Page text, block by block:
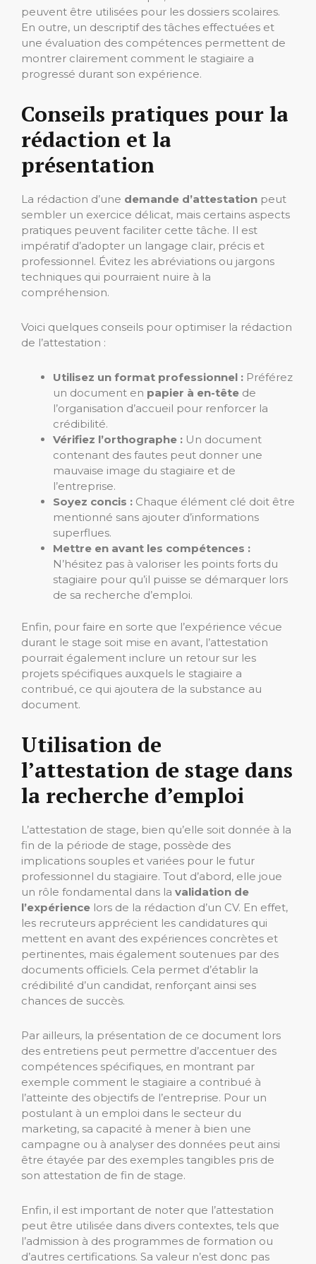
peuvent être utilisées pour les dossiers scolaires.
En outre, un descriptif des tâches effectuées et
une évaluation des compétences permettent de
montrer clairement comment le stagiaire a
progressé durant son expérience.
Conseils pratiques pour la
rédaction et la
présentation
La rédaction d’une demande d’attestation peut
sembler un exercice délicat, mais certains aspects
pratiques peuvent faciliter cette tâche. Il est
impératif d’adopter un langage clair, précis et
professionnel. Évitez les abréviations ou jargons
techniques qui pourraient nuire à la
compréhension.
Voici quelques conseils pour optimiser la rédaction
de l’attestation :
Utilisez un format professionnel : Préférez
un document en papier à en-tête de
l’organisation d’accueil pour renforcer la
crédibilité.
Vérifiez l’orthographe : Un document
contenant des fautes peut donner une
mauvaise image du stagiaire et de
l’entreprise.
Soyez concis : Chaque élément clé doit être
mentionné sans ajouter d’informations
superflues.
Mettre en avant les compétences :
N’hésitez pas à valoriser les points forts du
stagiaire pour qu’il puisse se démarquer lors
de sa recherche d’emploi.
Enfin, pour faire en sorte que l’expérience vécue
durant le stage soit mise en avant, l’attestation
pourrait également inclure un retour sur les
projets spécifiques auxquels le stagiaire a
contribué, ce qui ajoutera de la substance au
document.
Utilisation de
l’attestation de stage dans
la recherche d’emploi
L’attestation de stage, bien qu’elle soit donnée à la
fin de la période de stage, possède des
implications souples et variées pour le futur
professionnel du stagiaire. Tout d’abord, elle joue
un rôle fondamental dans la validation de
l’expérience lors de la rédaction d’un CV. En effet,
les recruteurs apprécient les candidatures qui
mettent en avant des expériences concrètes et
pertinentes, mais également soutenues par des
documents officiels. Cela permet d’établir la
crédibilité d’un candidat, renforçant ainsi ses
chances de succès.
Par ailleurs, la présentation de ce document lors
des entretiens peut permettre d’accentuer des
compétences spécifiques, en montrant par
exemple comment le stagiaire a contribué à
l’atteinte des objectifs de l’entreprise. Pour un
postulant à un emploi dans le secteur du
marketing, sa capacité à mener à bien une
campagne ou à analyser des données peut ainsi
être étayée par des exemples tangibles pris de
son attestation de fin de stage.
Enfin, il est important de noter que l’attestation
peut être utilisée dans divers contextes, tels que
l’admission à des programmes de formation ou
d’autres certifications. Sa valeur n’est donc pas